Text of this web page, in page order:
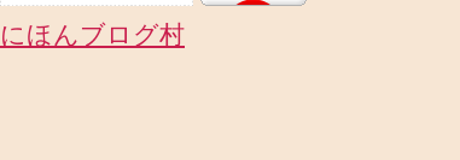
にほんブログ村